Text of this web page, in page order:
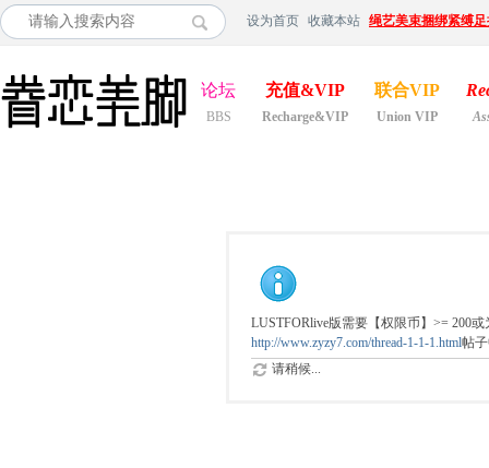
设为首页 收藏本站 绳艺美束捆绑紧缚
论坛
BBS
充值&VIP
Recharge&VIP
联合VIP
Union VIP
LUSTFORlive版需要【权限币】>= 200
http://www.zyzy7.com/thread-1-1-1.html帖
请稍候...